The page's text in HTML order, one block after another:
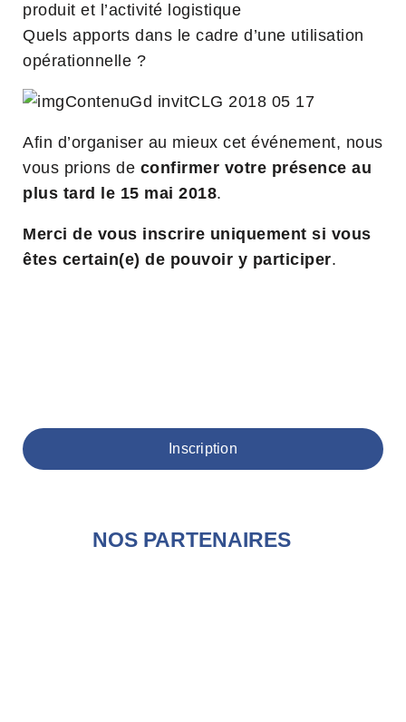
produit et l’activité logistique
Quels apports dans le cadre d’une utilisation
opérationnelle ?
Afin d’organiser au mieux cet événement, nous
vous prions de confirmer votre présence au
plus tard le 15 mai 2018.
Merci de vous inscrire uniquement si vous
êtes certain(e) de pouvoir y participer.
Inscription
NOS PARTENAIRES